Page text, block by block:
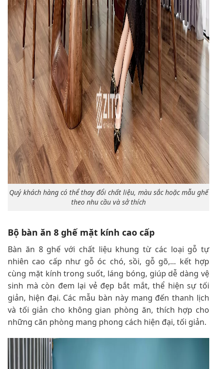
Quý khách hàng có thể thay đổi chất liệu, màu sắc hoặc mẫu ghế
theo nhu cầu và sở thích
Bộ bàn ăn 8 ghế mặt kính cao cấp
Bàn ăn 8 ghế với chất liệu khung từ các loại gỗ tự
nhiên cao cấp như gỗ óc chó, sồi, gỗ gõ,... kết hợp
cùng mặt kính trong suốt, láng bóng, giúp dễ dàng vệ
sinh mà còn đem lại vẻ đẹp bắt mắt, thể hiện sự tối
giản, hiện đại. Các mẫu bàn này mang đến thanh lịch
và tối giản cho không gian phòng ăn, thích hợp cho
những căn phòng mang phong cách hiện đại, tối giản.